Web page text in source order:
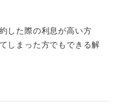
した際の利息が高い方
しまった方でもできる解